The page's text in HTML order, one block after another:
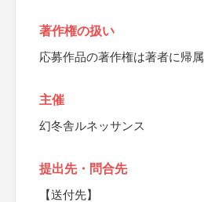
著作権の扱い
応募作品の著作権は著者に帰属
主催
幻冬舎ルネッサンス
提出先・問合先
【送付先】